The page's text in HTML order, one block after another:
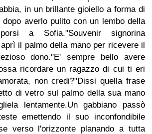
in un brillante gioiello a forma di
averlo pulito con un lembo della
a Sofia."Souvenir signorina
il palmo della mano per ricevere il
dono."E' sempre bello avere
ricordare un ragazzo di cui ti eri
non credi?"Dissi quella frase
di vetro sul palmo della sua mano
lentamente.Un gabbiano passò
emettendo il suo inconfondibile
verso l'orizzonte planando a tutta